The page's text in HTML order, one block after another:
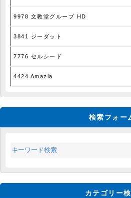
9978 文教堂グループ HD
3841 ジーダット
7776 セルシード
4424 Amazia
検索フォー
カテゴリー